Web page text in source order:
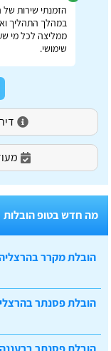
הזמנתי שירות
במהלך התהליך
ממליצה לכל מי
שימושי.
דירוג
מה חדש בטופ הובלות
הובלת מקרר
הובלת פסנתר